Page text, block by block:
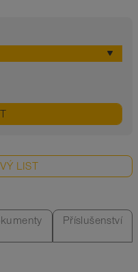
LIST
Příslušenství